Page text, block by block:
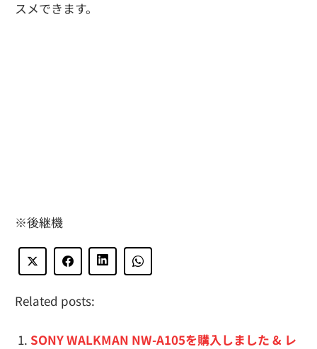
スメできます。
※後継機
Related posts:
SONY WALKMAN NW-A105を購入しました & レ